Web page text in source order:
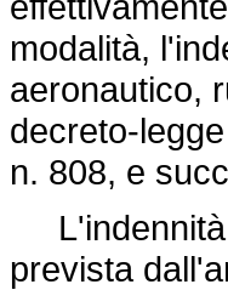
modalità,
aeronautico,
decreto-
n. 808, e
L'indennità
prevista